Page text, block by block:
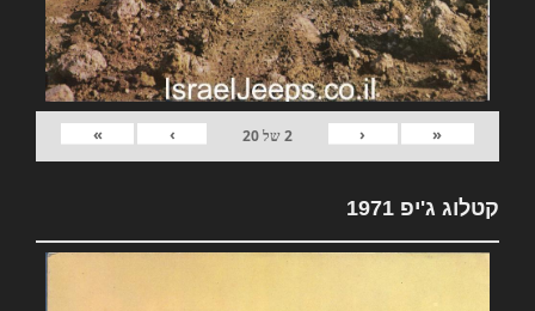
«
‹
2של20
›
»
קטלוג ג'יפ 1971